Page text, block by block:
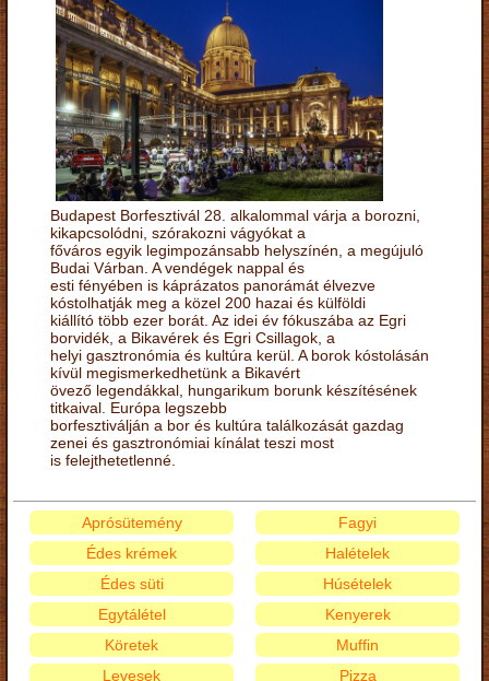
Budapest Borfesztivál 28. alkalommal várja a borozni,
kikapcsolódni, szórakozni vágyókat a
főváros egyik legimpozánsabb helyszínén, a megújuló
Budai Várban. A vendégek nappal és
esti fényében is káprázatos panorámát élvezve
kóstolhatják meg a közel 200 hazai és külföldi
kiállító több ezer borát. Az idei év fókuszába az Egri
borvidék, a Bikavérek és Egri Csillagok, a
helyi gasztronómia és kultúra kerül. A borok kóstolásán
kívül megismerkedhetünk a Bikavért
övező legendákkal, hungarikum borunk készítésének
titkaival. Európa legszebb
borfesztiválján a bor és kultúra találkozását gazdag
zenei és gasztronómiai kínálat teszi most
is felejthetetlenné.
Aprósütemény
Édes krémek
Édes süti
Egytálétel
Fagyi
Halételek
Húsételek
Kenyerek
Köretek
Levesek
Muffin
Pizza